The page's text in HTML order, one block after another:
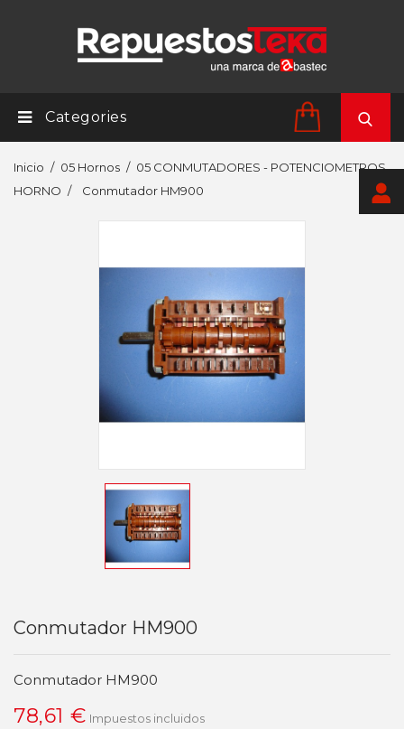
Categories
Inicio 05 Hornos
05 CONMUTADORES - POTENCIOMETROS
HORNO
Conmutador HM900
Conmutador HM900
Conmutador HM900
78,61 € Impuestos incluidos